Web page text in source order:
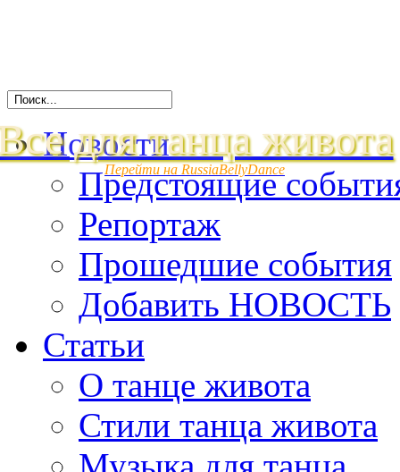
для танца живота
Перейти на RussiaBellyDance
Новости
Предстоящие
Репортаж
Прошедшие события
Добавить НОВОСТЬ
Статьи
О танце живота
Стили танца живота